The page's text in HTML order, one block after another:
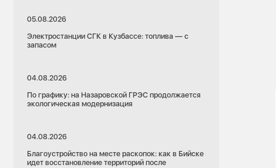
05.08.2026
Электростанции СГК в Кузбассе: топлива — с
запасом
04.08.2026
По графику: на Назаровской ГРЭС продолжается
экологическая модернизация
04.08.2026
Благоустройство на месте раскопок: как в Бийске
идет восстановление территорий после